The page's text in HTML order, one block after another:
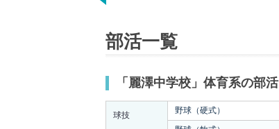
部活一覧
「麗澤中学校」体育系の部活
球技 野球（硬式）